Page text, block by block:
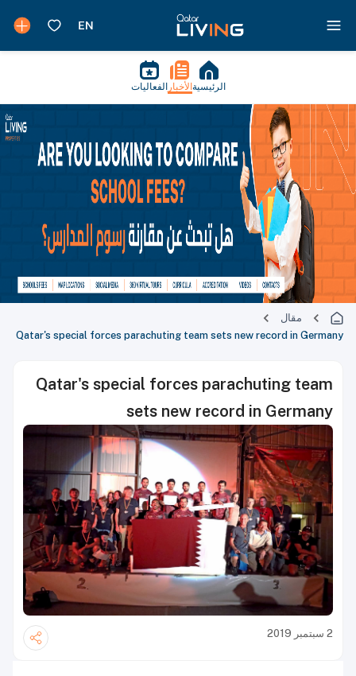
الرئيسية الأخبار الفعاليات
مقال
Qatar's special forces parachuting team sets new record in Germany
Qatar's special forces parachuting team
sets new record in Germany
2 سبتمبر 2019